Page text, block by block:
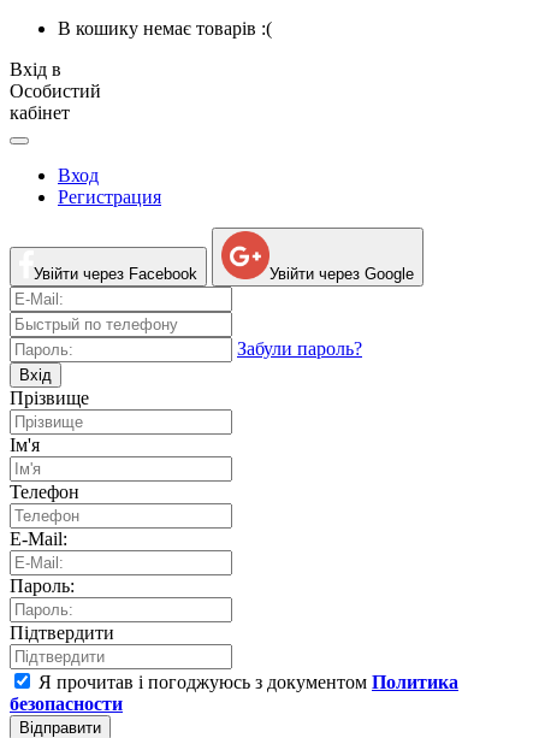
В кошику немає товарів :(
Вхід в
Особистий
кабінет
Вход
Регистрация
Увійти через Facebook Увійти через Google
Забули пароль?
Вхід
Прізвище
Ім'я
Телефон
E-Mail:
Пароль:
Підтвердити
Я прочитав і погоджуюсь з документом Политика
безопасности
Відправити